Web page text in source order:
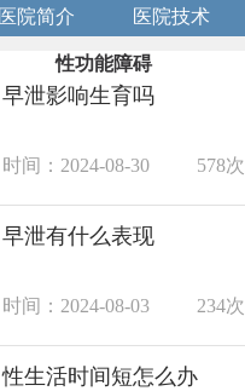
医院简介 医院技术
性功能障碍
早泄影响生育吗
时间：2024-08-30 578次
早泄有什么表现
时间：2024-08-03 234次
性生活时间短怎么办